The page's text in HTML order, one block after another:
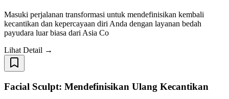
Masuki perjalanan transformasi untuk mendefinisikan kembali
kecantikan dan kepercayaan diri Anda dengan layanan bedah
payudara luar biasa dari Asia Co
Lihat Detail →
Facial Sculpt: Mendefinisikan Ulang Kecantikan